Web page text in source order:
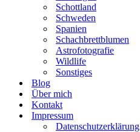
Schottland
Schweden
Spanien
Schachbrettblumen
Astrofotografie
Wildlife
Sonstiges
Blog
Über mich
Kontakt
Impressum
Datenschutzerklärung